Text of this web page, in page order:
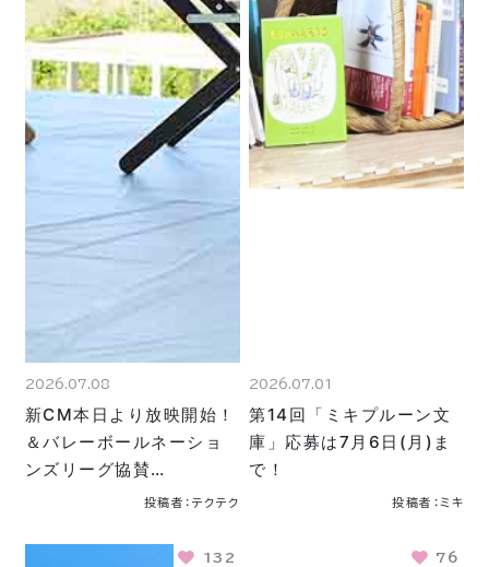
2026.07.08
新CM本日より放映開始！
＆バレーボールネーショ
ンズリーグ協賛…
投稿者：テクテク
2026.07.01
第14回「ミキプルーン文
庫」応募は7月6日(月)ま
で！
投稿者：ミキ
132 76